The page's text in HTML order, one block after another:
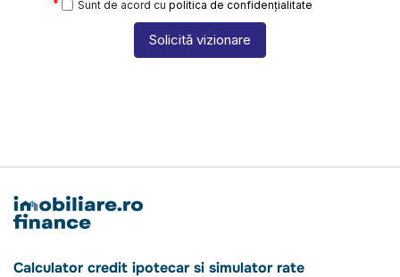
Sunt de acord cu politica de confidențialitate
Solicită vizionare